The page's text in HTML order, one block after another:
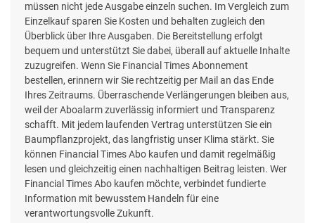
müssen nicht jede Ausgabe einzeln suchen. Im Vergleich zum
Einzelkauf sparen Sie Kosten und behalten zugleich den
Überblick über Ihre Ausgaben. Die Bereitstellung erfolgt
bequem und unterstützt Sie dabei, überall auf aktuelle Inhalte
zuzugreifen. Wenn Sie Financial Times Abonnement
bestellen, erinnern wir Sie rechtzeitig per Mail an das Ende
Ihres Zeitraums. Überraschende Verlängerungen bleiben aus,
weil der Aboalarm zuverlässig informiert und Transparenz
schafft. Mit jedem laufenden Vertrag unterstützen Sie ein
Baumpflanzprojekt, das langfristig unser Klima stärkt. Sie
können Financial Times Abo kaufen und damit regelmäßig
lesen und gleichzeitig einen nachhaltigen Beitrag leisten. Wer
Financial Times Abo kaufen möchte, verbindet fundierte
Information mit bewusstem Handeln für eine
verantwortungsvolle Zukunft.